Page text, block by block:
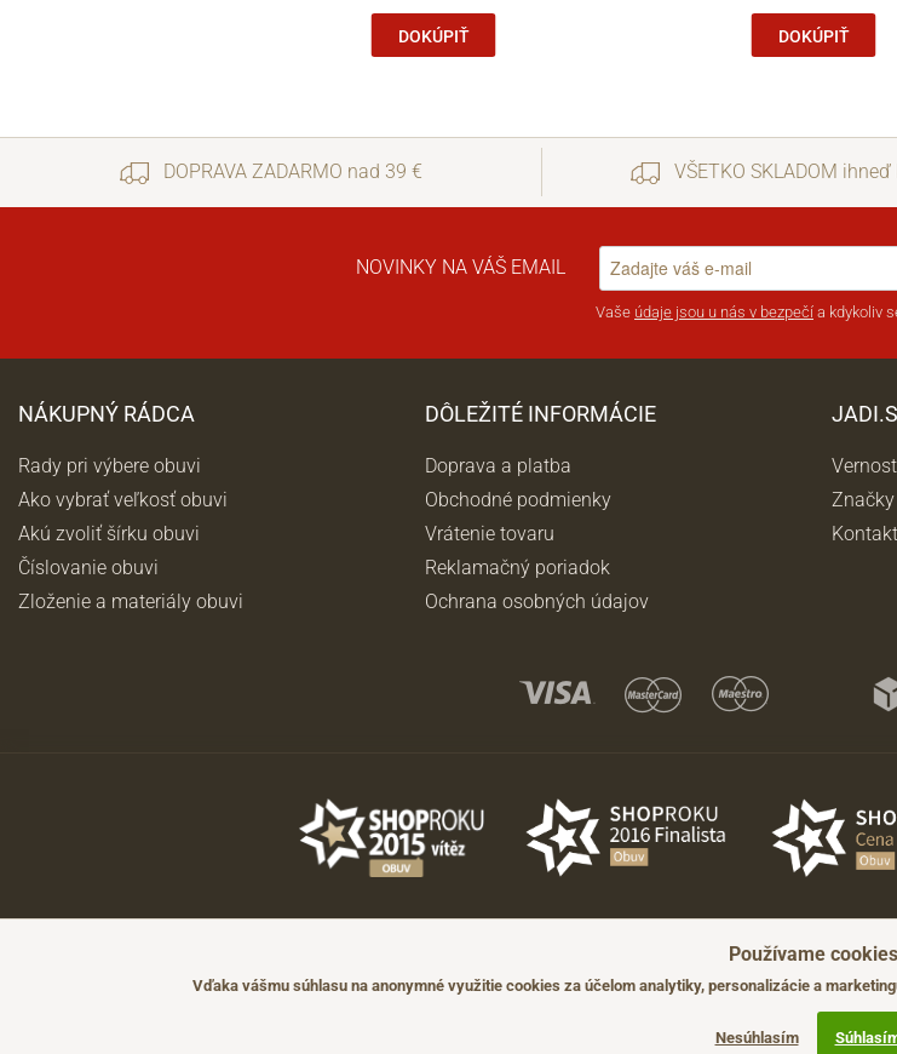
DOKÚPIŤ DOKÚPIŤ
DOPRAVA ZADARMO nad 39 € VŠETKO SKLADOM
NOVINKY NA VÁŠ EMAIL
Vaše údaje jsou u nás v bezpečí a kdykoliv
NÁKUPNÝ RÁDCA
Rady pri výbere obuvi
Ako vybrať veľkosť obuvi
Akú zvoliť šírku obuvi
Číslovanie obuvi
Zloženie a materiály obuvi
DÔLEŽITÉ INFORMÁCIE
Doprava a platba
Obchodné podmienky
Vrátenie tovaru
Reklamačný poriadok
Ochrana osobných údajov
Značky
Simplia.cz .
Používame cookies
Vďaka vášmu súhlasu na anonymné využitie cookies za účelom analytiky, personalizácie a
Nesúhlasím